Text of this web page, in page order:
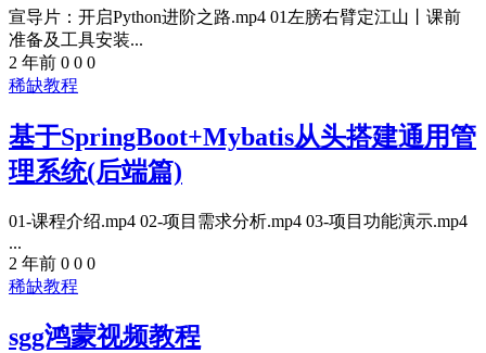
宣导片：开启Python进阶之路.mp4 01左膀右臂定江山丨课前
准备及工具安装...
2 年前 0 0 0
稀缺教程
基于SpringBoot+Mybatis从头搭建通用管
理系统(后端篇)
01-课程介绍.mp4 02-项目需求分析.mp4 03-项目功能演示.mp4
...
2 年前 0 0 0
稀缺教程
sgg鸿蒙视频教程